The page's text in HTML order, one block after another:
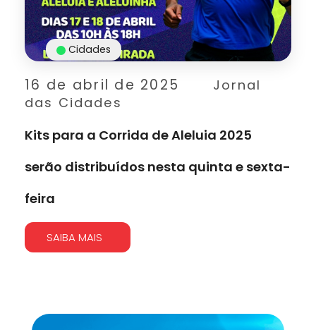
16 de abril de 2025
Jornal
das Cidades
Cidades
Kits para a Corrida de Aleluia 2025
serão distribuídos nesta quinta e sexta-
feira
SAIBA MAIS